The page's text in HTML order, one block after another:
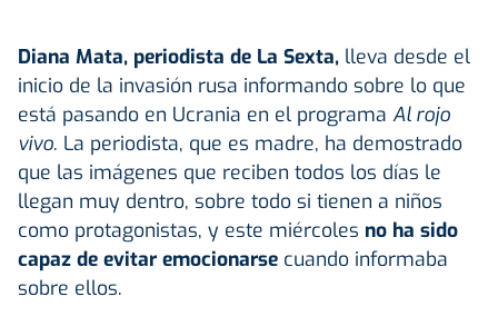
Diana Mata, periodista de La Sexta, lleva desde el
inicio de la invasión rusa informando sobre lo que
está pasando en Ucrania en el programa Al rojo
vivo. La periodista, que es madre, ha demostrado
que las imágenes que reciben todos los días le
llegan muy dentro, sobre todo si tienen a niños
como protagonistas, y este miércoles no ha sido
capaz de evitar emocionarse cuando informaba
sobre ellos.